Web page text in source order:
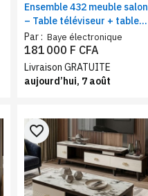
Ensemble 432 meuble salon
– Table téléviseur + table
basse marron/beige
Par : Baye électronique
181 000 F CFA
Livraison GRATUITE
aujourd’hui, 7 août
favorite_border